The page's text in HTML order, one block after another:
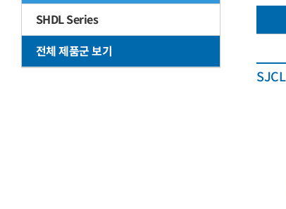
SHDL Series
전체 제품군 보기